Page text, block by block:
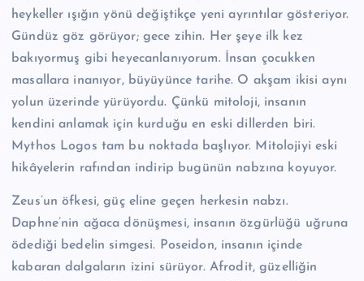
heykeller ışığın yönü değiştikçe yeni ayrıntılar gösteriyor.
Gündüz göz görüyor; gece zihin. Her şeye ilk kez
bakıyormuş gibi heyecanlanıyorum. İnsan çocukken
masallara inanıyor, büyüyünce tarihe. O akşam ikisi aynı
yolun üzerinde yürüyordu. Çünkü mitoloji, insanın
kendini anlamak için kurduğu en eski dillerden biri.
Mythos Logos tam bu noktada başlıyor. Mitolojiyi eski
hikâyelerin rafından indirip bugünün nabzına koyuyor.
Zeus’un öfkesi, güç eline geçen herkesin nabzı.
Daphne’nin ağaca dönüşmesi, insanın özgürlüğü uğruna
ödediği bedelin simgesi. Poseidon, insanın içinde
kabaran dalgaların izini sürüyor. Afrodit, güzelliğin